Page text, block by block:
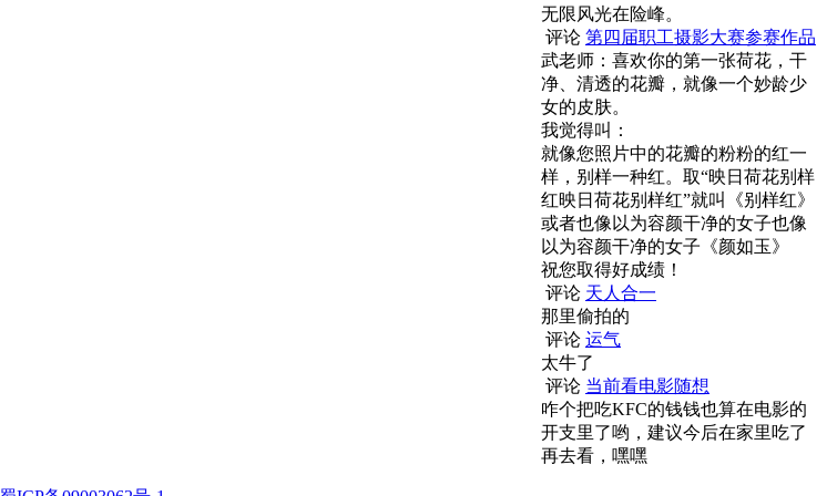
无限风光在险峰。
评论 第四届职工摄影大赛参赛作品
武老师：喜欢你的第一张荷花，干
净、清透的花瓣，就像一个妙龄少
女的皮肤。
我觉得叫：
就像您照片中的花瓣的粉粉的红一
样，别样一种红。取“映日荷花别样
红映日荷花别样红”就叫《别样红》
或者也像以为容颜干净的女子也像
以为容颜干净的女子《颜如玉》
祝您取得好成绩！
评论 天人合一
那里偷拍的
评论 运气
太牛了
评论 当前看电影随想
咋个把吃KFC的钱钱也算在电影的
开支里了哟，建议今后在家里吃了
再去看，嘿嘿